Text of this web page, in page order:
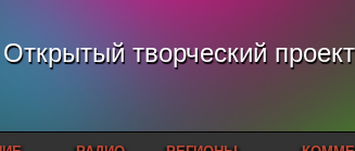
Открытый творческий проект